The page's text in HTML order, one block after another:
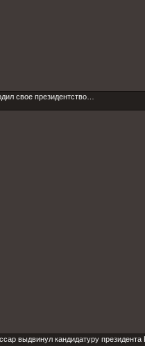
свое президентство…
выдвинул кандидатуру